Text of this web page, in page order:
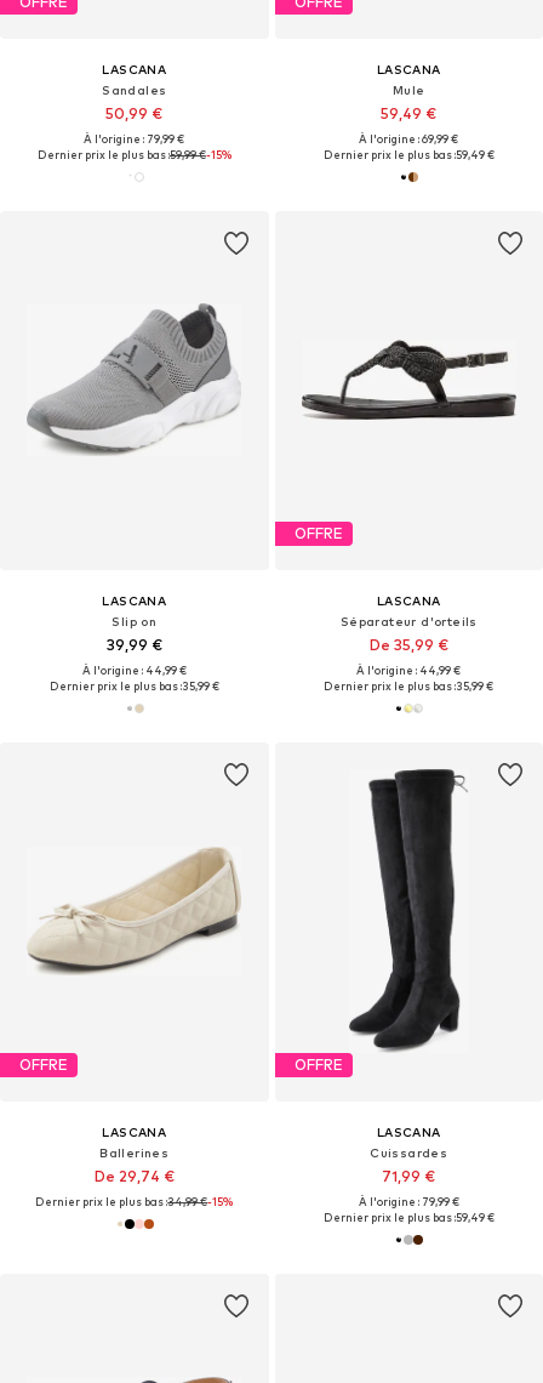
LASCANA
Sandales
50,99 €
À l'origine : 79,99 €
Dernier prix le plus bas :59,99 €-15%
LASCANA
Mule
59,49 €
À l'origine : 69,99 €
Dernier prix le plus bas :59,49 €
LASCANA
Slip on
39,99 €
À l'origine : 44,99 €
Dernier prix le plus bas :35,99 €
OFFRE
LASCANA
Séparateur d'orteils
De 35,99 €
À l'origine : 44,99 €
Dernier prix le plus bas :35,99 €
OFFRE
LASCANA
Ballerines
De 29,74 €
Dernier prix le plus bas :34,99 €-15%
OFFRE
LASCANA
Cuissardes
71,99 €
À l'origine : 79,99 €
Dernier prix le plus bas :59,49 €